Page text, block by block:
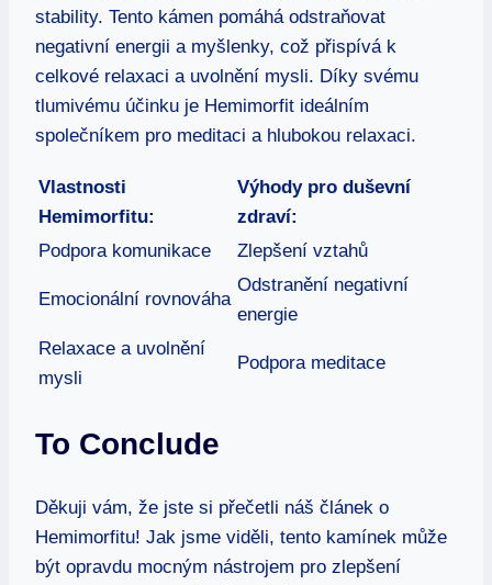
stability. Tento kámen pomáhá odstraňovat
negativní energii a myšlenky, což přispívá k
celkové relaxaci a uvolnění mysli. Díky svému
tlumivému účinku je Hemimorfit ideálním
společníkem pro meditaci a hlubokou relaxaci.
Vlastnosti
Hemimorfitu:
Výhody pro duševní
zdraví:
Podpora komunikace
Zlepšení vztahů
Emocionální rovnováha
Odstranění negativní
energie
Relaxace a uvolnění
mysli
Podpora meditace
To Conclude
Děkuji vám, že jste si přečetli náš článek o
Hemimorfitu! Jak jsme viděli, tento kamínek může
být opravdu mocným nástrojem pro zlepšení